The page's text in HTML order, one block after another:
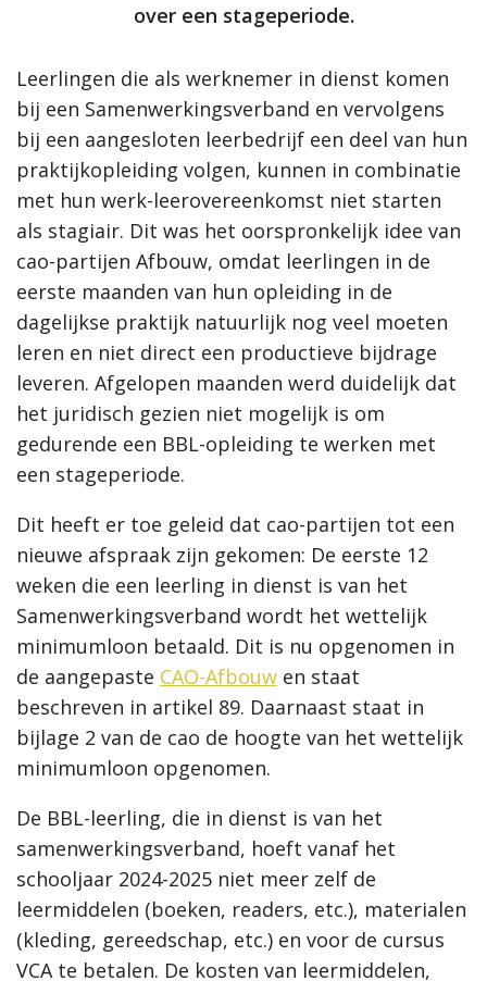
over een stageperiode.
Leerlingen die als werknemer in dienst komen
bij een Samenwerkingsverband en vervolgens
bij een aangesloten leerbedrijf een deel van hun
praktijkopleiding volgen, kunnen in combinatie
met hun werk-leerovereenkomst niet starten
als stagiair. Dit was het oorspronkelijk idee van
cao-partijen Afbouw, omdat leerlingen in de
eerste maanden van hun opleiding in de
dagelijkse praktijk natuurlijk nog veel moeten
leren en niet direct een productieve bijdrage
leveren. Afgelopen maanden werd duidelijk dat
het juridisch gezien niet mogelijk is om
gedurende een BBL-opleiding te werken met
een stageperiode.
Dit heeft er toe geleid dat cao-partijen tot een
nieuwe afspraak zijn gekomen: De eerste 12
weken die een leerling in dienst is van het
Samenwerkingsverband wordt het wettelijk
minimumloon betaald. Dit is nu opgenomen in
de aangepaste CAO-Afbouw en staat
beschreven in artikel 89. Daarnaast staat in
bijlage 2 van de cao de hoogte van het wettelijk
minimumloon opgenomen.
De BBL-leerling, die in dienst is van het
samenwerkingsverband, hoeft vanaf het
schooljaar 2024-2025 niet meer zelf de
leermiddelen (boeken, readers, etc.), materialen
(kleding, gereedschap, etc.) en voor de cursus
VCA te betalen. De kosten van leermiddelen,